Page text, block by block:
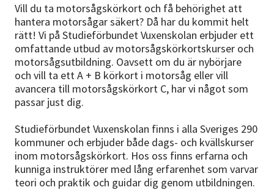
Lyssna
Vill du ta motorsågskörkort och få behörighet att
hantera motorsågar säkert? Då har du kommit helt
rätt! Vi på Studieförbundet Vuxenskolan erbjuder ett
omfattande utbud av motorsågskörkortskurser och
motorsågsutbildning. Oavsett om du är nybörjare
och vill ta ett A + B körkort i motorsåg eller vill
avancera till motorsågskörkort C, har vi något som
passar just dig.
Studieförbundet Vuxenskolan finns i alla Sveriges 290
kommuner och erbjuder både dags- och kvällskurser
inom motorsågskörkort. Hos oss finns erfarna och
kunniga instruktörer med lång erfarenhet som varvar
teori och praktik och guidar dig genom utbildningen.